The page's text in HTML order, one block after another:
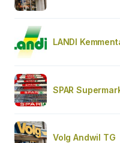
LANDI
SPAR
Volg Andwil TG